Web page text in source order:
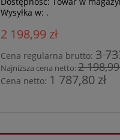
Wysyłka w: .
2 198,99 zł
Cena regularna brutto: 3
Najniższa cena netto:2 198,99
Cena netto: 1 787,80 zł